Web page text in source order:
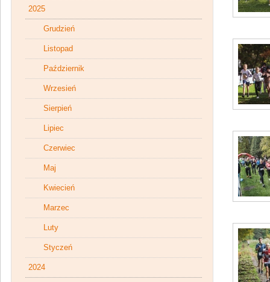
2025
Grudzień
Listopad
Październik
Wrzesień
Sierpień
Lipiec
Czerwiec
Maj
Kwiecień
Marzec
Luty
Styczeń
2024